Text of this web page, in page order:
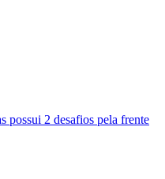
possui 2 desafios pela frente